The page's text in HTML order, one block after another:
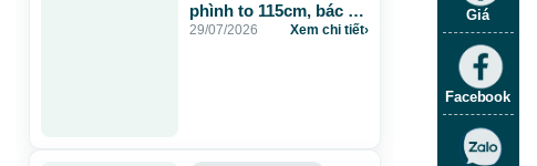
phình to 115cm, bác sĩ
JW lấy gần 5 lít dịch và
29/07/2026 Xem chi tiết›
Giá
Facebook